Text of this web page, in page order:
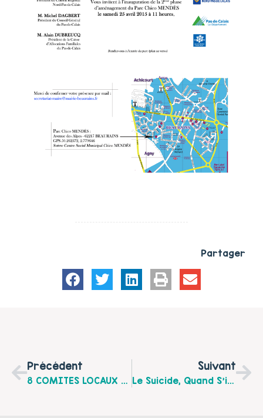
Partager
Précédent
8 COMITES LOCAUX PARENTALITE, 8 RENDEZ-VOUS EN JUIN 2015
Suivant
Le Suicide, Quand S’inquiéter Pour Les Adolescents ? : Un Dossier Bibliographique Pour En Parler